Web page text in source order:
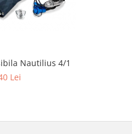
Nautilius 4/1
Lei